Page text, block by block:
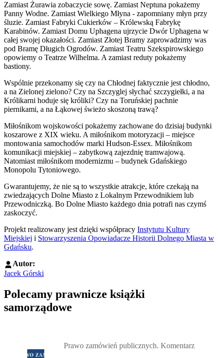
Zamiast Żurawia zobaczycie sowę. Zamiast Neptuna pokażemy
Panny Wodne. Zamiast Wielkiego Młyna - zapomniany młyn przy
śluzie. Zamiast Fabryki Cukierków – Królewską Fabrykę
Karabinów. Zamiast Domu Uphagena ujrzycie Dwór Uphagena w
całej swojej okazałości. Zamiast Złotej Bramy zaprowadzimy was
pod Bramę Długich Ogrodów. Zamiast Teatru Szekspirowskiego
opowiemy o Teatrze Wilhelma. A zamiast reduty pokażemy
bastiony.
Wspólnie przekonamy się czy na Chłodnej faktycznie jest chłodno,
a na Zielonej zielono? Czy na Szczyglej słychać szczygiełki, a na
Królikarni hoduje się króliki? Czy na Toruńskiej pachnie
piernikami, a na Łąkowej świeżo skoszoną trawą?
Miłośnikom wojskowości pokażemy zachowane do dzisiaj budynki
koszarowe z XIX wieku. A miłośnikom motoryzacji – miejsce
montowania samochodów marki Hudson-Essex. Miłośnikom
komunikacji miejskiej – zabytkową zajezdnię tramwajową.
Natomiast miłośnikom modernizmu – budynek Gdańskiego
Monopolu Tytoniowego.
Gwarantujemy, że nie są to wszystkie atrakcje, które czekają na
zwiedzających Dolne Miasto z Lokalnym Przewodnikiem lub
Przewodniczką. Bo Dolne Miasto każdego dnia potrafi nas czymś
zaskoczyć.
Projekt realizowany jest dzięki współpracy Instytutu Kultury
Miejskiej i Stowarzyszenia Opowiadacze Historii Dolnego Miasta w
Gdańsku.
Autor:
Jacek Górski
Polecamy prawnicze książki
samorządowe
Prawo zamówień publicznych. Komentarz